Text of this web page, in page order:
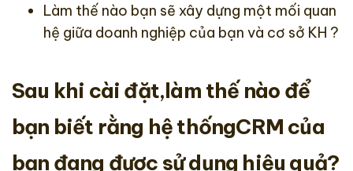
Làm thế nào bạn sẽ xây dựng một mối quan
hệ giữa doanh nghiệp của bạn và cơ sở KH ?
Sau khi cài đặt,làm thế nào để
bạn biết rằng hệ thốngCRM của
bạn đang được sử dụng hiệu quả?